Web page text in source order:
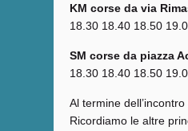
KM corse da via
18.30 18.40 18.50
SM corse da piazza
18.30 18.40 18.50
Al termine
Ricordiamo le altre